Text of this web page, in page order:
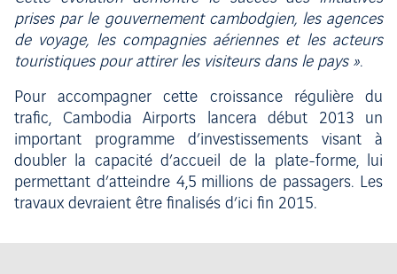
prises par le gouvernement cambodgien, les agences
de voyage, les compagnies aériennes et les acteurs
touristiques pour attirer les visiteurs dans le pays ».
Pour accompagner cette croissance régulière du
trafic, Cambodia Airports lancera début 2013 un
important programme d’investissements visant à
doubler la capacité d’accueil de la plate-forme, lui
permettant d’atteindre 4,5 millions de passagers. Les
travaux devraient être finalisés d’ici fin 2015.